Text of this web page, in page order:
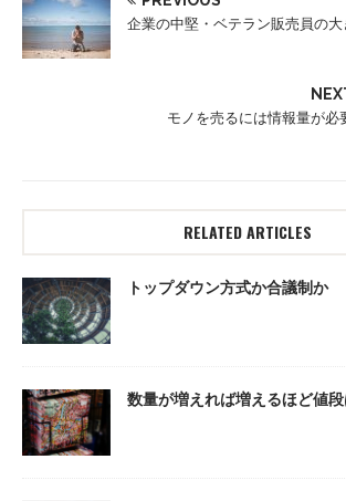
企業の中堅・ベテラン販売員の
モノを売るには情報量が必
RELATED ARTICLES
トップダウン方式か合議制か
数量が増えれば増えるほど値